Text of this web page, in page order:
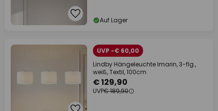
Auf Lager
UVP -€ 60,00
Lindby Hängeleuchte Imarin, 3-flg.,
weiß, Textil, 100cm
€ 129,90
UVP€ 189,90